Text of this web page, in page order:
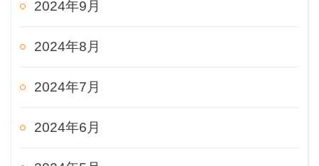
2024年9月
2024年8月
2024年7月
2024年6月